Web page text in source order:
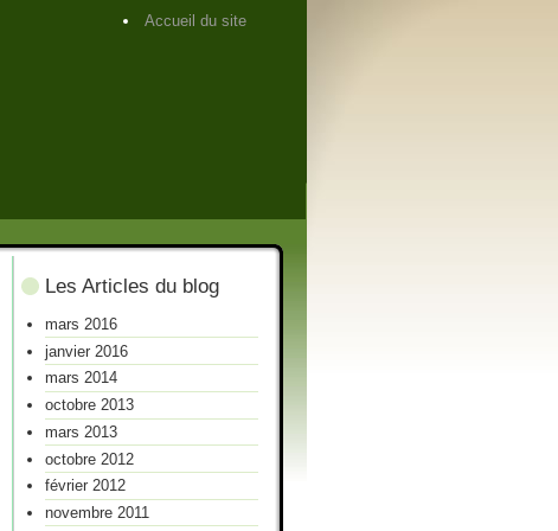
Accueil du site
Les Articles du blog
mars 2016
janvier 2016
mars 2014
octobre 2013
mars 2013
octobre 2012
février 2012
novembre 2011